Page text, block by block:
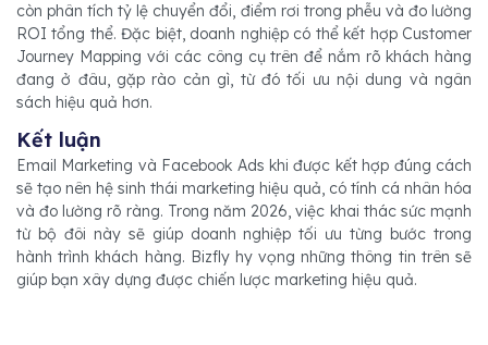
còn phân tích tỷ lệ chuyển đổi, điểm rơi trong phễu và đo lường
ROI tổng thể. Đặc biệt, doanh nghiệp có thể kết hợp Customer
Journey Mapping với các công cụ trên để nắm rõ khách hàng
đang ở đâu, gặp rào cản gì, từ đó tối ưu nội dung và ngân
sách hiệu quả hơn.
Kết luận
Email Marketing và Facebook Ads khi được kết hợp đúng cách
sẽ tạo nên hệ sinh thái marketing hiệu quả, có tính cá nhân hóa
và đo lường rõ ràng. Trong năm 2026, việc khai thác sức mạnh
từ bộ đôi này sẽ giúp doanh nghiệp tối ưu từng bước trong
hành trình khách hàng. Bizfly hy vọng những thông tin trên sẽ
giúp bạn xây dựng được chiến lược marketing hiệu quả.